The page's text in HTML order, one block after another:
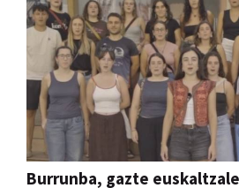
Burrunba, gazte
Beterri-Buruntzan